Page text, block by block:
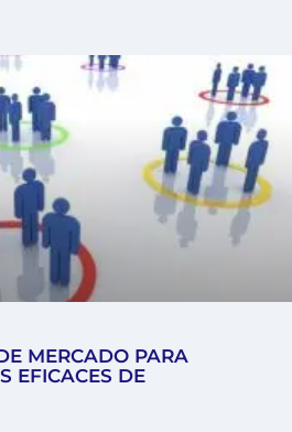
MERCADO PARA
EFICACES DE